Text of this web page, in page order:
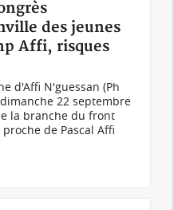
des jeunes
Affi, risques
d'Affi N'guessan (Ph
22 septembre
la branche du front
de Pascal Affi